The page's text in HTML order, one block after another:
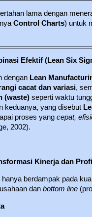
lama dengan
Control Charts) untuk
Efektif (Lean Six
dengan Lean
cacat dan variasi,
(waste) seperti waktu
keduanya, yang disebut
proses yang cepat,
2002).
Kinerja dan
berdampak pada
dan bottom line